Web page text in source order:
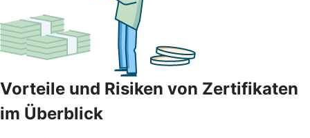
Vorteile und Risiken von Zertifikaten
im Überblick